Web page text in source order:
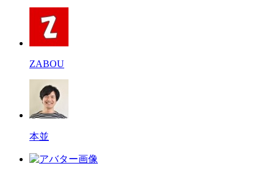
ZABOU
本並